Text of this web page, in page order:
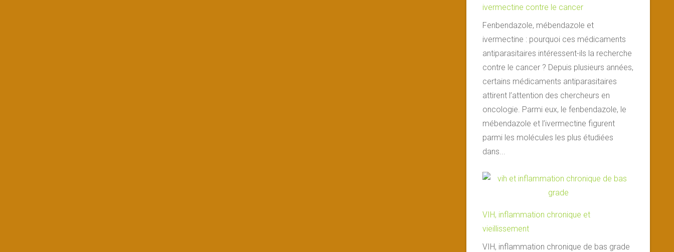
ivermectine contre le cancer
Fenbendazole, mébendazole et
ivermectine : pourquoi ces médicaments
antiparasitaires intéressent-ils la recherche
contre le cancer ? Depuis plusieurs années,
certains médicaments antiparasitaires
attirent l’attention des chercheurs en
oncologie. Parmi eux, le fenbendazole, le
mébendazole et l’ivermectine figurent
parmi les molécules les plus étudiées
dans...
VIH, inflammation chronique et
vieillissement
VIH, inflammation chronique de bas grade